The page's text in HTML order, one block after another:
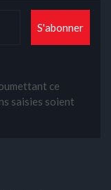
ce
saisies soient